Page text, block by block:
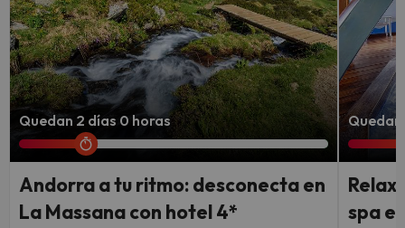
Quedan 2 días 0 horas
Andorra a tu ritmo: desconecta en
La Massana con hotel 4*
Quedan
Relax
spa